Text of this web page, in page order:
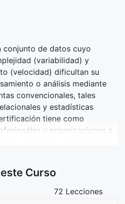
conjunto de datos cuyo
(variabilidad) y
(velocidad) dificultan su
o análisis mediante
convencionales, tales
y estadísticas
tiene como
y organizaciones a
de una forma comprensible
o probados de cualquier
Curso
72 Lecciones